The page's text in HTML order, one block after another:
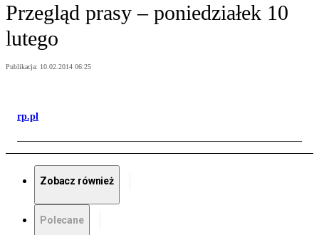
Przegląd prasy – poniedziałek 10
lutego
Publikacja: 10.02.2014 06:25
rp.pl
Zobacz również
Polecane